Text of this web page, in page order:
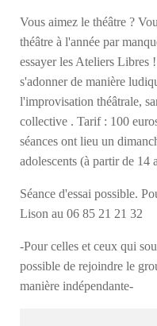
Vous aimez le théâtre ?
théâtre à l'année par
essayer les Ateliers Libres
s'adonner de manière
l'improvisation théâtrale,
collective . Tarif : 100
séances ont lieu un
adolescents (à partir de 14
Séance d'essai possible.
Lison au 06 85 21 21 32
-Pour celles et ceux qui
possible de rejoindre le
manière indépendante-